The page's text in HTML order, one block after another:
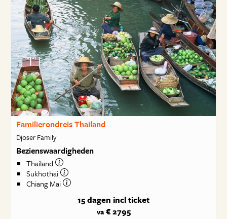
Familierondreis Thailand
Djoser Family
Bezienswaardigheden
Thailand
Sukhothai
Chiang Mai
15 dagen incl ticket
va€ 2795